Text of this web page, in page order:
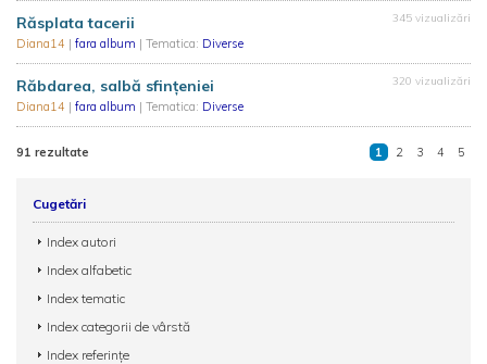
Răsplata tacerii
Diana14 | fara album | Tematica: Diverse
345 vizualizări
Răbdarea, salbă sfințeniei
Diana14 | fara album | Tematica: Diverse
320 vizualizări
91 rezultate 1 2 3 4 5
Cugetări
Index autori
Index alfabetic
Index tematic
Index categorii de vârstă
Index referințe